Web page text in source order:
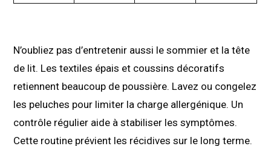
N’oubliez pas d’entretenir aussi le sommier et la tête
de lit. Les textiles épais et coussins décoratifs
retiennent beaucoup de poussière. Lavez ou congelez
les peluches pour limiter la charge allergénique. Un
contrôle régulier aide à stabiliser les symptômes.
Cette routine prévient les récidives sur le long terme.